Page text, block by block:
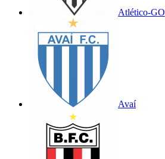
Atlético-GO
Avaí